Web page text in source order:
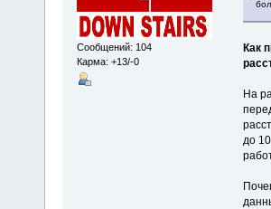
Сообщений: 104
Карма: +13/-0
Как
На
до